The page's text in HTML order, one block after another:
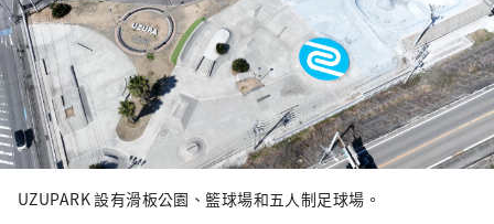
UZUPARK 設有滑板公園、籃球場和五人制足球場。